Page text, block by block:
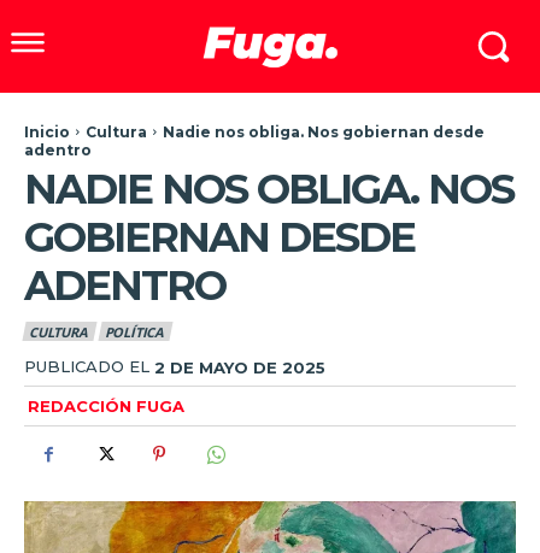
Inicio Cultura
Nadie nos obliga. Nos gobiernan desde
adentro
NADIE NOS OBLIGA. NOS
GOBIERNAN DESDE
ADENTRO
CULTURA POLÍTICA
PUBLICADO EL 2 DE MAYO DE 2025
REDACCIÓN FUGA